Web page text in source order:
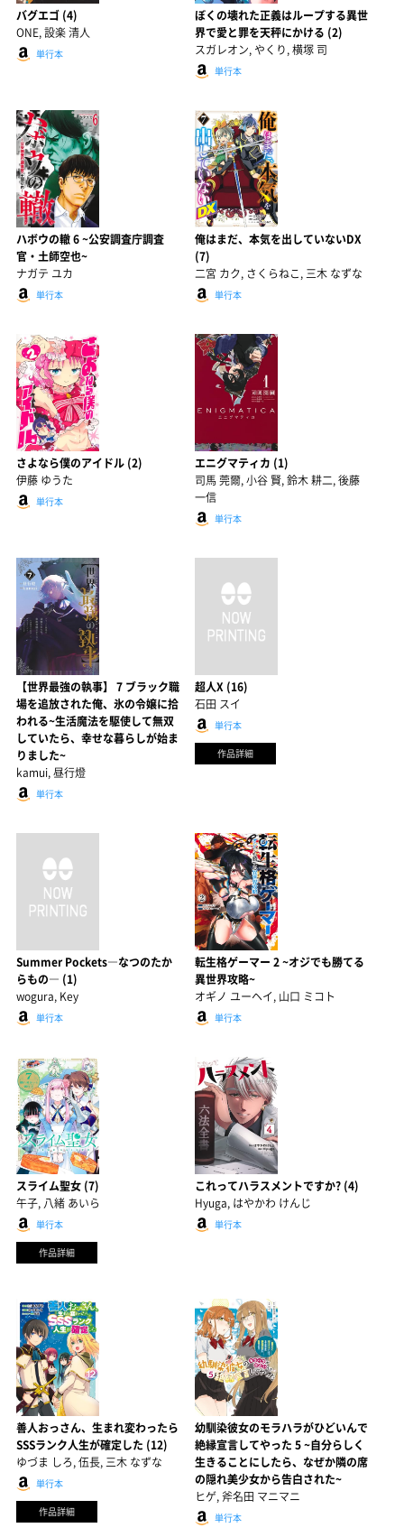
バグエゴ (4)
ONE, 設楽 清人
単行本
ぼくの壊れた正義はループする異世
界で愛と罪を天秤にかける (2)
スガレオン, やくり, 横塚 司
単行本
ハボウの轍 6 ~公安調査庁調査
官・土師空也~
ナガテ ユカ
単行本
俺はまだ、本気を出していないDX
(7)
二宮 カク, さくらねこ, 三木 なずな
単行本
さよなら僕のアイドル (2)
伊藤 ゆうた
単行本
エニグマティカ (1)
司馬 莞爾, 小谷 賢, 鈴木 耕二, 後藤
一信
単行本
【世界最強の執事】 7 ブラック職
場を追放された俺、氷の令嬢に拾
われる~生活魔法を駆使して無双
していたら、幸せな暮らしが始ま
りました~
kamui, 昼行燈
単行本
超人X (16)
石田 スイ
単行本
作品詳細
Summer Pockets―なつのたか
らもの― (1)
wogura, Key
単行本
転生格ゲーマー 2 ~オジでも勝てる
異世界攻略~
オギノ ユーヘイ, 山口 ミコト
単行本
スライム聖女 (7)
午子, 八緒 あいら
単行本
作品詳細
これってハラスメントですか? (4)
Hyuga, はやかわ けんじ
単行本
善人おっさん、生まれ変わったら
SSSランク人生が確定した (12)
ゆづま しろ, 伍長, 三木 なずな
単行本
作品詳細
幼馴染彼女のモラハラがひどいんで
絶縁宣言してやった 5 ~自分らしく
生きることにしたら、なぜか隣の席
の隠れ美少女から告白された~
ヒゲ, 斧名田 マニマニ
単行本